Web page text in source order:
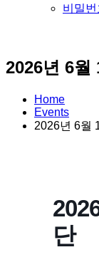
비밀번
2026년 6월
Home
Events
2026년 6월
단